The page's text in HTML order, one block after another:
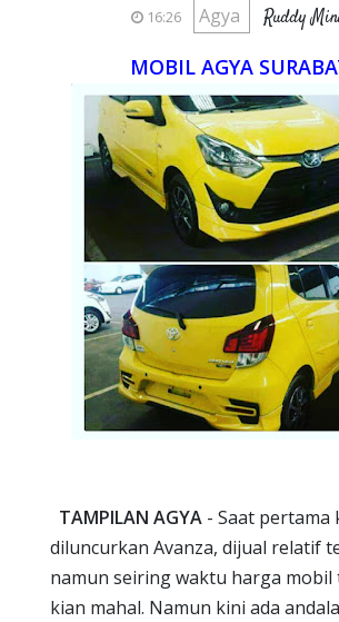
16:26 Agya Ruddy
MOBIL AGYA
TAMPILAN AGYA - Saat pertama
diluncurkan Avanza, dijual relatif
namun seiring waktu harga
kian mahal. Namun kini ada